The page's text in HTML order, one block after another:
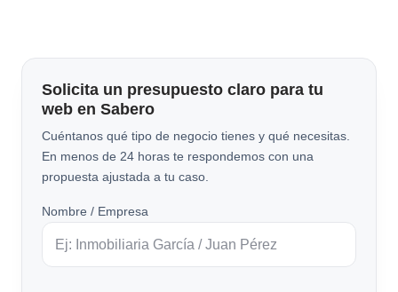
Solicita un presupuesto claro para tu
web en Sabero
Cuéntanos qué tipo de negocio tienes y qué necesitas.
En menos de 24 horas te respondemos con una
propuesta ajustada a tu caso.
Nombre / Empresa